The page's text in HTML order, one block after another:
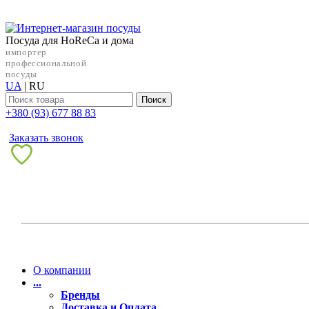
Посуда для HoReCa и дома
импортер
профессиональной
посуды
UA | RU
Поиск
+38‎0 (93) 677 88 83
Заказать звонок
О компании
...
Бренды